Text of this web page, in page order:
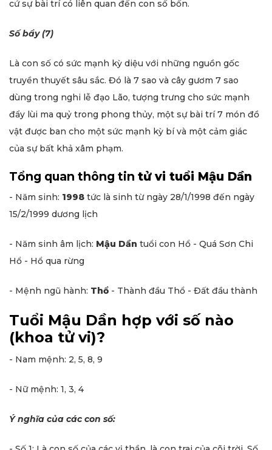
cứ sự bài trí có liên quan đến con số bốn.
Số bẩy (7)
Là con số có sức mạnh kỳ diệu với những nguồn gốc
truyền thuyết sâu sắc. Đó là 7 sao và cây gươm 7 sao
dùng trong nghi lễ đạo Lão, tượng trưng cho sức mạnh
đẩy lùi ma quỷ trong phong thủy, một sự bài trí 7 món đồ
vật được ban cho một sức mạnh kỳ bí và một cảm giác
của sự bất khả xâm phạm.
Tổng quan thông tin tử vi tuổi Mậu Dần
- Năm sinh: 1998 tức là sinh từ ngày 28/1/1998 đến ngày
15/2/1999 dương lịch
- Năm sinh âm lịch: Mậu Dần tuổi con Hổ - Quá Sơn Chi
Hổ - Hổ qua rừng
- Mệnh ngũ hành: Thổ - Thành đầu Thổ - Ðất đầu thành
Tuổi Mậu Dần hợp với số nào
(khoa tử vi)?
- Nam mệnh: 2, 5, 8, 9
- Nữ mệnh: 1, 3, 4
Ý nghĩa của các con số: